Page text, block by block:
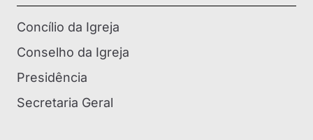
Concílio da Igreja
Conselho da Igreja
Presidência
Secretaria Geral